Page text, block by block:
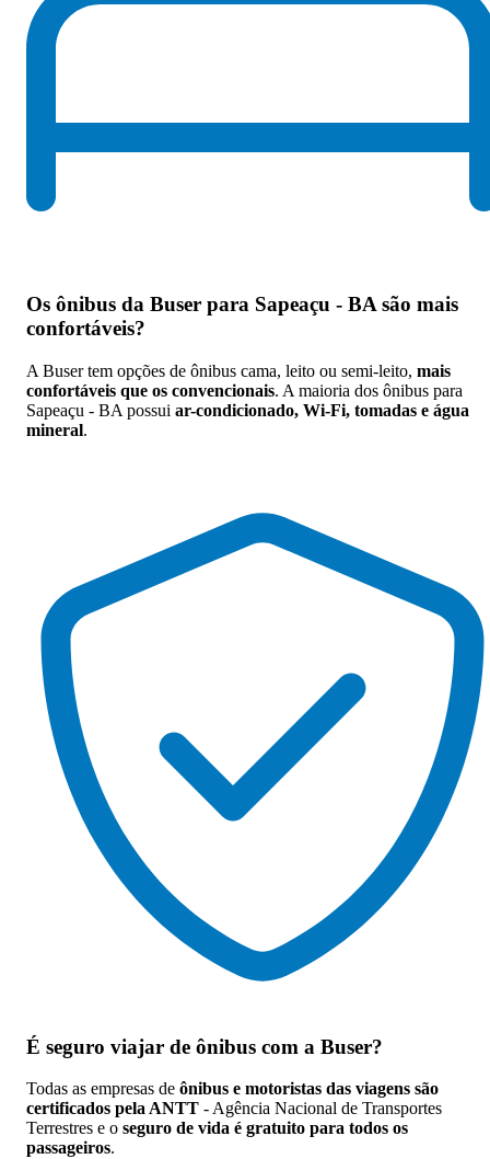
Os ônibus da Buser para Sapeaçu - BA são mais
confortáveis?
A Buser tem opções de ônibus cama, leito ou semi-leito, mais
confortáveis que os convencionais. A maioria dos ônibus para
Sapeaçu - BA possui ar-condicionado, Wi-Fi, tomadas e água
mineral.
É seguro viajar de ônibus com a Buser?
Todas as empresas de ônibus e motoristas das viagens são
certificados pela ANTT - Agência Nacional de Transportes
Terrestres e o seguro de vida é gratuito para todos os
passageiros.